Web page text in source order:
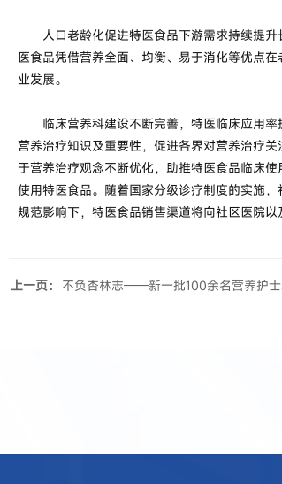
人口老龄化促进特医食品下游需求持续提升
医食品凭借营养全面、均衡、易于消化等优点
业发展。
临床营养科建设不断完善，特医临床应用率
营养治疗知识及重要性，促进各界对营养治疗
于营养治疗观念不断优化，助推特医食品临床
使用特医食品。随着国家分级诊疗制度的实施
规范影响下，特医食品销售渠道将向社区医院以
上一页： 不负杏林志——新一批100余名营养护